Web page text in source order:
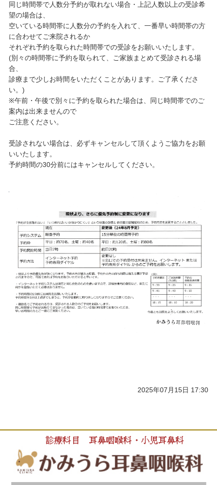
同じ時間帯で人数分予約が取れない場合・上記人数以上の受診希
望の場合は、
空いている時間帯に人数分の予約を入れて、一番早い時間帯の方
に合わせてご来院されるか
それぞれ予約を取られた時間帯での受診をお願いいたします。
(別々の時間帯に予約を取られて、ご家族まとめて受診される場
合、
診療まで少しお時間をいただくことがあります。ご了承くださ
い。)
※午前・午後で別々に予約を取られた場合は、同じ時間帯でのご
案内は出来ませんので
ご注意ください。
受診されない場合は、必ずキャンセルして頂くようご協力をお願
いいたします。
予約時間の30分前にはキャンセルしてください。
2025年07月15日 17:30